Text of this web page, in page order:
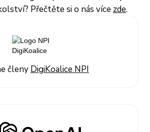
Přečtěte si o nás více zde.
členy DigiKoalice NPI